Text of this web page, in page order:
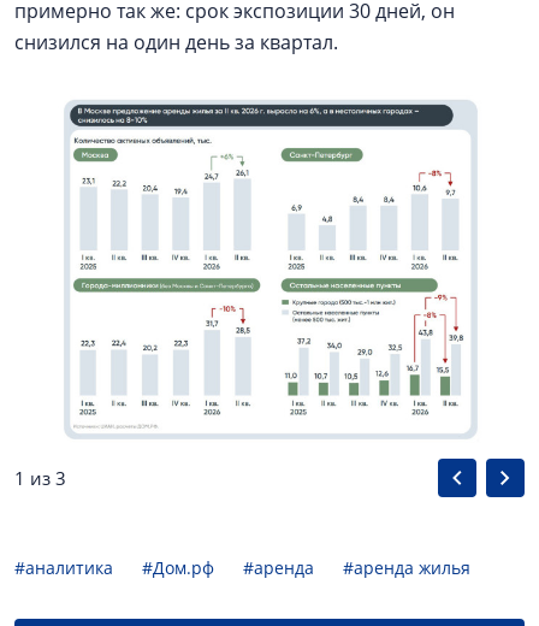
примерно так же: срок экспозиции 30 дней, он
снизился на один день за квартал.
1 из 3
#аналитика #Дом.рф #аренда #аренда жилья